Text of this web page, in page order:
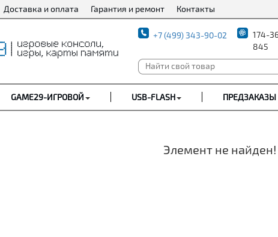
Доставка и оплата Гарантия и ремонт Контакты
+7 (499) 343-90-02
174-
845
GAME29-ИГРОВОЙ USB-FLASH ПРЕДЗАКАЗЫ
Элемент не найден!